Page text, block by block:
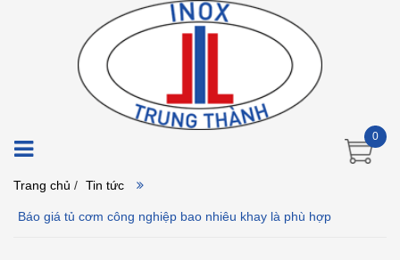
0
Trang chủ / Tin tức
Báo giá tủ cơm công nghiệp bao nhiêu khay là phù hợp